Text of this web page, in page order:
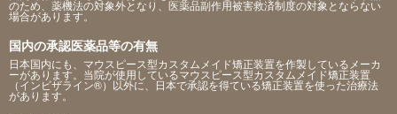
のため、薬機法の対象外となり、医薬品副作用被害救済制度の対象とならない
場合があります。
国内の承認医薬品等の有無
日本国内にも、マウスピース型カスタムメイド矯正装置を作製しているメーカ
ーがあります。当院が使用しているマウスピース型カスタムメイド矯正装置
（インビザライン®）以外に、日本で承認を得ている矯正装置を使った治療法
があります。